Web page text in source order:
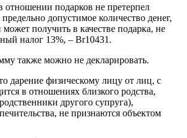
отношении подарков не претерпел
допустимое количество денег,
получить в качестве подарка, не
налог 13%, – Br10431.
также можно не декларировать.
дарение физическому лицу от лиц, с
в отношениях близкого родства,
другого супруга),
не признаются объектом